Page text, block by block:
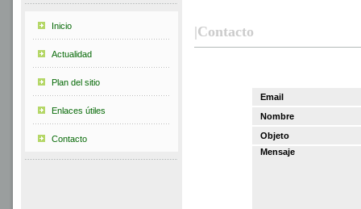
Inicio
Actualidad
Plan del sitio
Enlaces útiles
Contacto
|Contacto
Email
Nombre
Objeto
Mensaje